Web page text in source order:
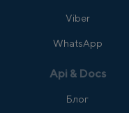
Viber
WhatsApp
Api & Docs
Блог